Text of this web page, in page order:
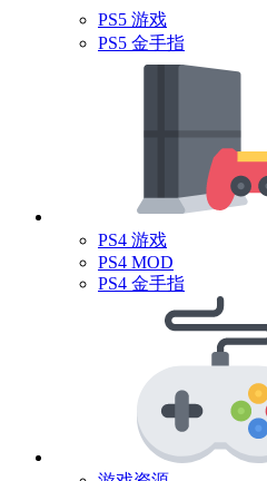
PS5 游戏
PS5 金手指
PS4 游戏
PS4 MOD
PS4 金手指